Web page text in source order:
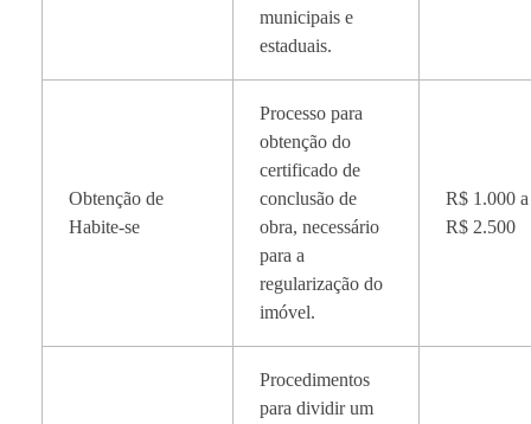
municipais e
estaduais.
Obtenção de
Habite-se
Processo para
obtenção do
certificado de
conclusão de
obra, necessário
para a
regularização do
imóvel.
R$ 1.000 a
R$ 2.500
Procedimentos
para dividir um